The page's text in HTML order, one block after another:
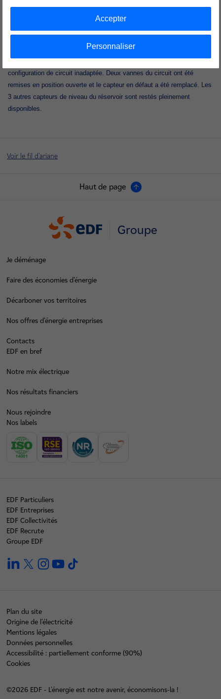
L'unité de production n°1 est connectée sur le réseau électrique. Depuis
de niveau du réservoir du circuit de refroidissement de la piscine de
stockage du combustible. L'intervention des automaticiens a permis de
configuration de circuit inadaptée. Deux vannes du circuit ont été
remises en position ouverte et le capteur en défaut a été remplacé. Les
3 autres capteurs de niveau du réservoir sont restés pleinement
disponibles.
Voir le fil d'ariane
Haut de page
Groupe
Je déménage
Faire des économies d’énergie
Décarboner vos territoires
Nos offres d’énergie entreprises
Contacts
EDF en bref
Notre mix électrique
Nos résultats financiers
Nous rejoindre
Nos labels
EDF Particuliers
EDF Entreprises
EDF Collectivités
EDF Recrute
Groupe EDF
linkedintwitterinstagramyoutube
Plan du site
Origine de l'électricité
Mentions légales
Données personnelles
Accessibilité : partiellement conforme (90%)
Cookies
©2026 EDF - L'énergie est notre avenir, économisons-la !
Personnaliser
Accepter